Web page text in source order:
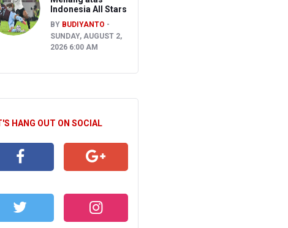
Indonesia All Stars
BY BUDIYANTO
SUNDAY, AUGUST 2,
2026 6:00 AM
HANG OUT ON SOCIAL